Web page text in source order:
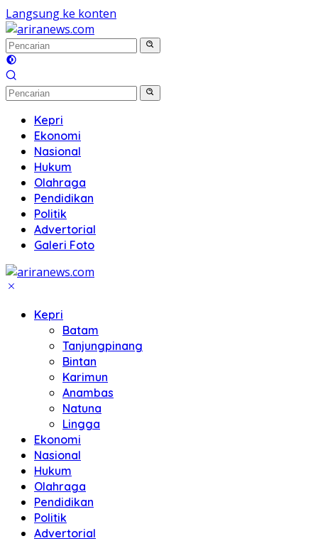
Langsung ke konten
Kepri
Ekonomi
Nasional
Hukum
Olahraga
Pendidikan
Politik
Advertorial
Galeri Foto
Kepri
Batam
Tanjungpinang
Bintan
Karimun
Anambas
Natuna
Lingga
Ekonomi
Nasional
Hukum
Olahraga
Pendidikan
Politik
Advertorial